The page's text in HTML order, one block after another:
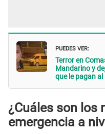
PUEDES VER:
Terror en
Mandarino y
que le pagan
¿Cuáles son los
emergencia a